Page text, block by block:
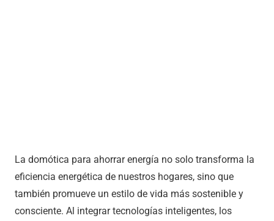
La domótica para ahorrar energía no solo transforma la
eficiencia energética de nuestros hogares, sino que
también promueve un estilo de vida más sostenible y
consciente. Al integrar tecnologías inteligentes, los